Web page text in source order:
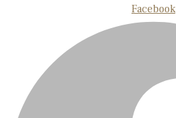
Facebook